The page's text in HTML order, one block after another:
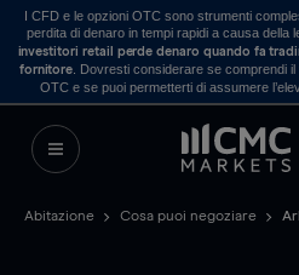
I CFD e le opzioni OTC sono strumenti
perdita di denaro in tempi rapidi a causa della
investitori retail perde denaro quando fa
fornitore . Dovresti considerare se comprendi
OTC e se puoi permetterti di assumere
Abitazione Cosa puoi negoziare